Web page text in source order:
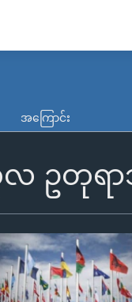
အကြောင်း
ဥတုရာ